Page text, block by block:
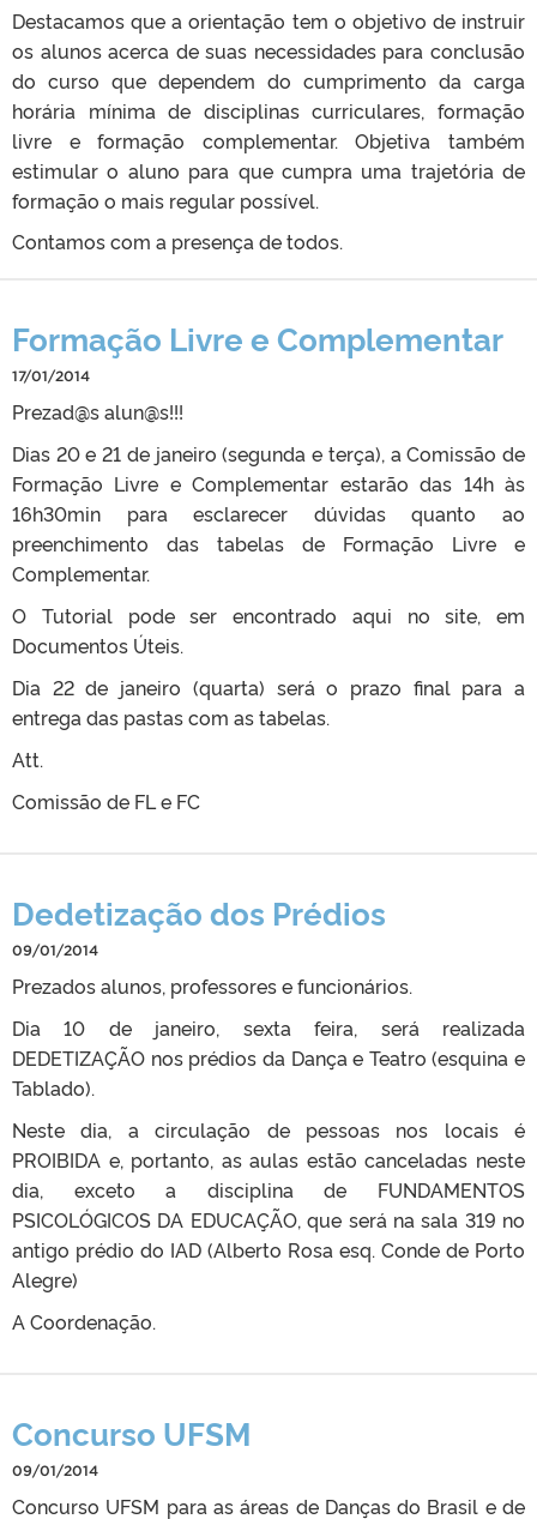
Destacamos que a orientação tem o objetivo de instruir
os alunos acerca de suas necessidades para conclusão
do curso que dependem do cumprimento da carga
horária mínima de disciplinas curriculares, formação
livre e formação complementar. Objetiva também
estimular o aluno para que cumpra uma trajetória de
formação o mais regular possível.
Contamos com a presença de todos.
Formação Livre e Complementar
17/01/2014
Prezad@s alun@s!!!
Dias 20 e 21 de janeiro (segunda e terça), a Comissão de
Formação Livre e Complementar estarão das 14h às
16h30min para esclarecer dúvidas quanto ao
preenchimento das tabelas de Formação Livre e
Complementar.
O Tutorial pode ser encontrado aqui no site, em
Documentos Úteis.
Dia 22 de janeiro (quarta) será o prazo final para a
entrega das pastas com as tabelas.
Att.
Comissão de FL e FC
Dedetização dos Prédios
09/01/2014
Prezados alunos, professores e funcionários.
Dia 10 de janeiro, sexta feira, será realizada
DEDETIZAÇÃO nos prédios da Dança e Teatro (esquina e
Tablado).
Neste dia, a circulação de pessoas nos locais é
PROIBIDA e, portanto, as aulas estão canceladas neste
dia, exceto a disciplina de FUNDAMENTOS
PSICOLÓGICOS DA EDUCAÇÃO, que será na sala 319 no
antigo prédio do IAD (Alberto Rosa esq. Conde de Porto
Alegre)
A Coordenação.
Concurso UFSM
09/01/2014
Concurso UFSM para as áreas de Danças do Brasil e de